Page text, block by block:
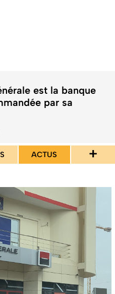
est la banque
par sa
ACTUS +